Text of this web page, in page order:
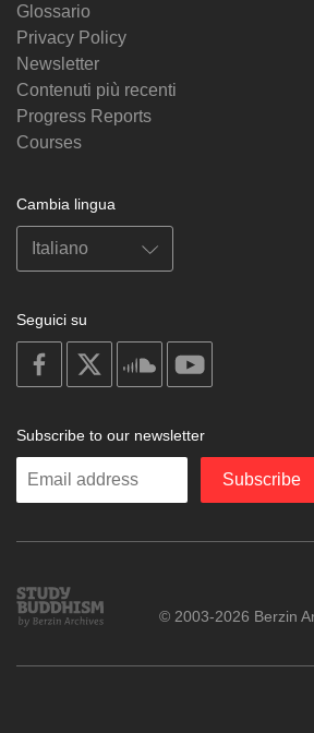
Glossario
Privacy Policy
Newsletter
Contenuti più recenti
Progress Reports
Courses
Cambia lingua
Seguici su
on
facebook
soundcloud
Subscribe to our newsletter
Enter
Subscribe
Study
Buddhism
© 2003-2026 Berzin